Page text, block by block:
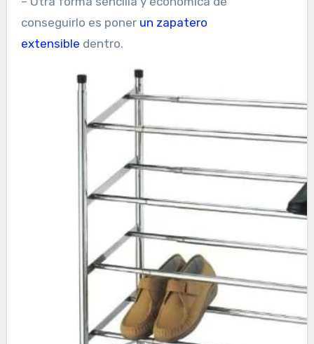
conseguirlo es poner un zapatero
extensible dentro.